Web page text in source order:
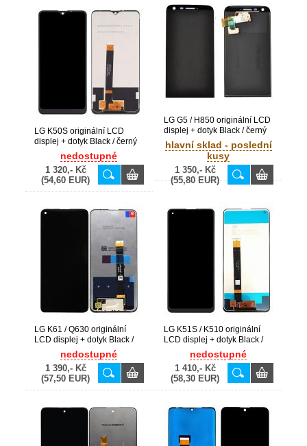
LG K50S originální LCD
displej + dotyk Black / černý
nedostupné
1 320,- Kč
(54,60 EUR)
LG G5 / H850 originální LCD
displej + dotyk Black / černý
(Bulk)
hlavní sklad - poslední
kusy
1 350,- Kč
(55,80 EUR)
LG K61 / Q630 originální
LCD displej + dotyk Black /
nedostupné
1 390,- Kč
(57,50 EUR)
LG K51S / K510 originální
LCD displej + dotyk Black /
nedostupné
1 410,- Kč
(58,30 EUR)